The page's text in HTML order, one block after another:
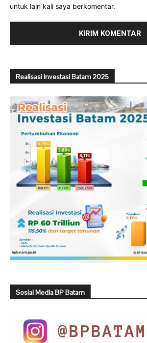
untuk lain kali saya berkomentar.
Realisasi Investasi Batam 2025
Sosial Media BP Batam